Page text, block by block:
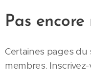
Pas encore
Certaines pages du
membres.